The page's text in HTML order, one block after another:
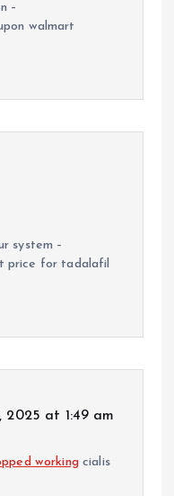
–
walmart
system –
price for tadalafil
2025 at 1:49 am
workingcialis